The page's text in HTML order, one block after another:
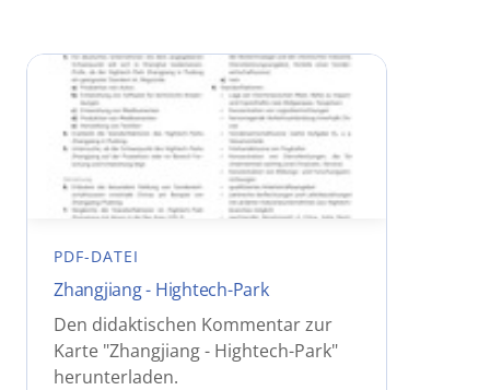
PDF-DATEI
Zhangjiang - Hightech-Park
Den didaktischen Kommentar zur
Karte "Zhangjiang - Hightech-Park"
herunterladen.